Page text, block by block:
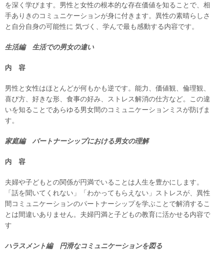
を深く学びます。男性と女性の根本的な存在価値を知ることで、相
手ありきのコミュニケーションが身に付きます。異性の素晴らしさ
と自分自身の可能性に 気づく、学んで最も感動する内容です。
生活編 生活での男女の違い
内 容
男性と女性はほとんどが何もかも逆です。能力、価値観、倫理観、
喜び方、好きな形、食事の好み、ストレス解消の仕方など。この違
いを知ることであらゆる男女間のコミュニケーションミスが防げま
す。
家庭編 パートナーシップにおける男女の理解
内 容
夫婦や子どもとの関係が円満でいることは人生を豊かにします。
「話を聞いてくれない」「わかってもらえない」ストレスが、異性
間コミュニケーションのパートナーシップを学ぶことで解消するこ
とは間違いありません。夫婦円満と子どもの教育に活かせる内容で
す
ハラスメント編 円滑なコミュニケーションを図る